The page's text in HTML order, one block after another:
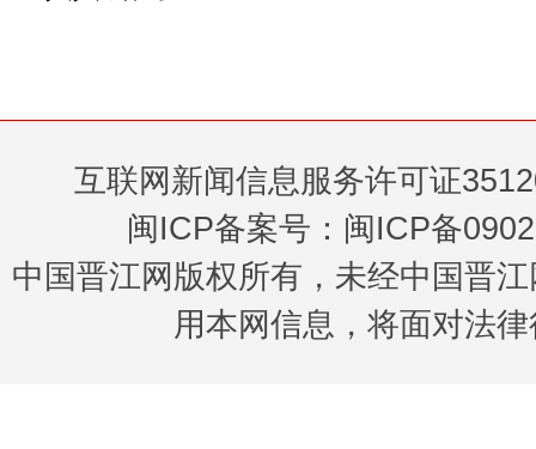
互联网新闻信息服务许可证
闽ICP备案号：闽ICP备
中国晋江网版权所有，未经中国晋
用本网信息，将面对法